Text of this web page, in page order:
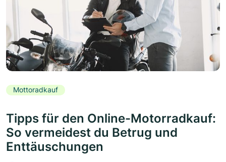
Mottoradkauf
Tipps für den Online-Motorradkauf:
So vermeidest du Betrug und
Enttäuschungen